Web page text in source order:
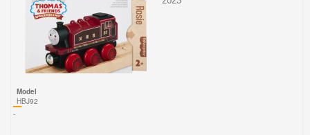
Model
HBJ92
-